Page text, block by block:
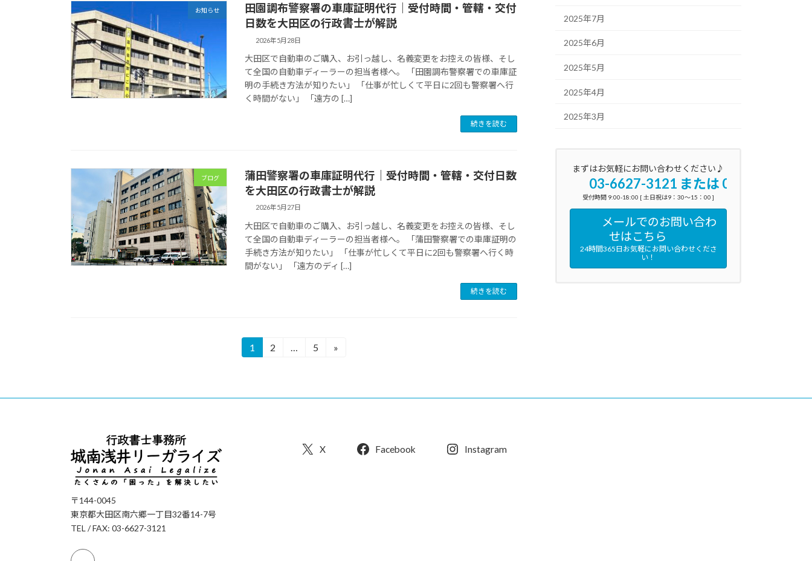
お知らせ
田園調布警察署の車庫証明代行｜受付時間・管轄・交付
日数を大田区の行政書士が解説
2026年5月28日
大田区で自動車のご購入、お引っ越し、名義変更をお控えの皆様、そし
て全国の自動車ディーラーの担当者様へ。 「田園調布警察署での車庫証
明の手続き方法が知りたい」 「仕事が忙しくて平日に2回も警察署へ行
く時間がない」 「遠方の […]
続きを読む
ブログ
蒲田警察署の車庫証明代行｜受付時間・管轄・交付日数
を大田区の行政書士が解説
2026年5月27日
大田区で自動車のご購入、お引っ越し、名義変更をお控えの皆様、そし
て全国の自動車ディーラーの担当者様へ。 「蒲田警察署での車庫証明の
手続き方法が知りたい」 「仕事が忙しくて平日に2回も警察署へ行く時
間がない」 「遠方のディ […]
続きを読む
の
ジ
送
り
固
1
固
2 …
固
5 »
2025年7月
2025年6月
2025年5月
2025年4月
2025年3月
まずはお気軽にお問い合わせください♪
03-6627-3121 または 090-3160-
受付時間 9:00-18:00 [ 土日祝は9：30～15：00 ]
メールでのお問い合わ
せはこちら
24時間365日お気軽にお問い合わせくださ
い！
〒144-0045
東京都大田区南六郷一丁目32番14-7号
TEL / FAX: 03-6627-3121
X Facebook Instagram